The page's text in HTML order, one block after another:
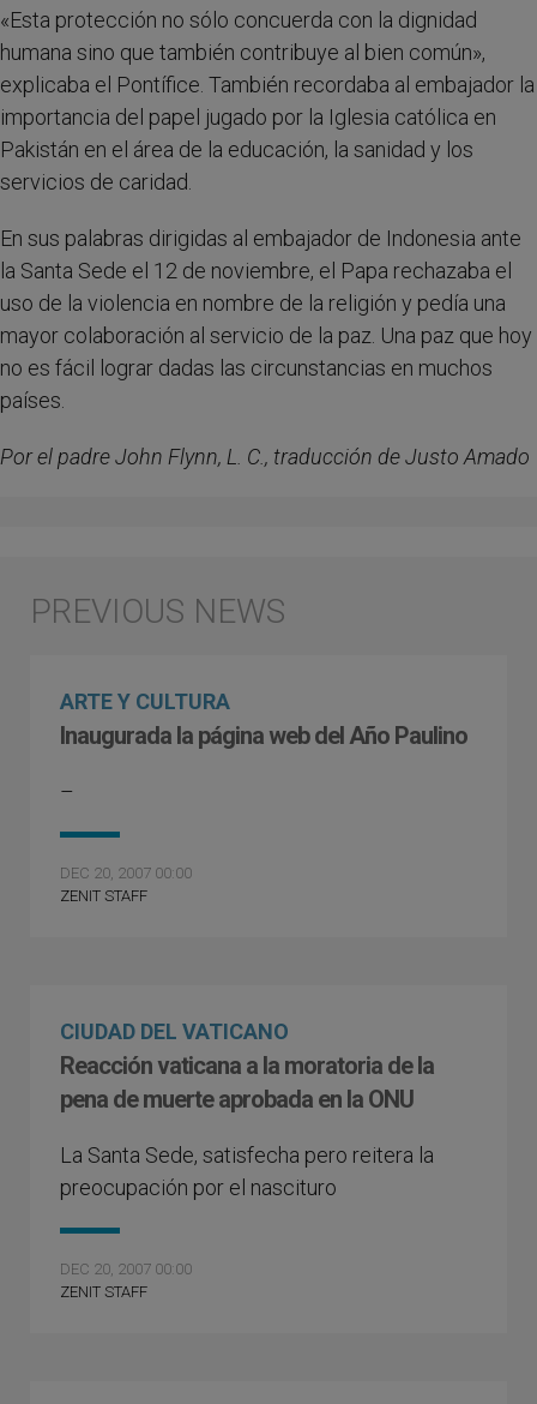
«Esta protección no sólo concuerda con la dignidad
humana sino que también contribuye al bien común»,
explicaba el Pontífice. También recordaba al embajador la
importancia del papel jugado por la Iglesia católica en
Pakistán en el área de la educación, la sanidad y los
servicios de caridad.
En sus palabras dirigidas al embajador de Indonesia ante
la Santa Sede el 12 de noviembre, el Papa rechazaba el
uso de la violencia en nombre de la religión y pedía una
mayor colaboración al servicio de la paz. Una paz que hoy
no es fácil lograr dadas las circunstancias en muchos
países.
Por el padre John Flynn, L. C., traducción de Justo Amado
ARTE Y CULTURA
Inaugurada la página web del Año Paulino
–
DEC 20, 2007 00:00
ZENIT STAFF
CIUDAD DEL VATICANO
Reacción vaticana a la moratoria de la
pena de muerte aprobada en la ONU
La Santa Sede, satisfecha pero reitera la
preocupación por el nascituro
DEC 20, 2007 00:00
ZENIT STAFF